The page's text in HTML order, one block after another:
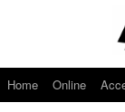
Home Online